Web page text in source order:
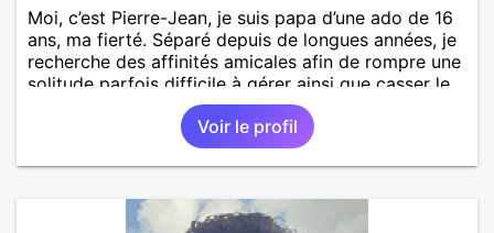
Moi, c’est Pierre-Jean, je suis papa d’une ado de 16
ans, ma fierté. Séparé depuis de longues années, je
recherche des affinités amicales afin de rompre une
solitude parfois difficile à gérer ainsi que casser le
vague à l’âme. L’amitié reste extrêmement
importante à mes yeux mais peut se décliner en des
sentiments plus puissants. « Le temps fera son
œuvre » disait Arthur Schopenhauer, philosophe
autant être trop locace. Je suis bourré de qualités
Voir le profil